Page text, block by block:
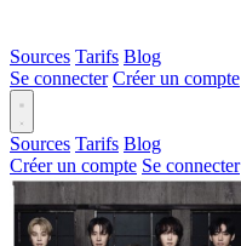
Sources Tarifs Blog
Se connecter Créer un compte
Sources Tarifs Blog
Créer un compte Se connecter